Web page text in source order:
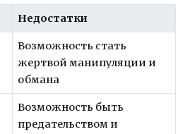
Недостатки
Возможность стать
жертвой манипуляции и
обмана
Возможность быть
предательством и